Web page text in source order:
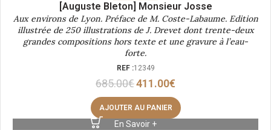
[Auguste Bleton] Monsieur Josse
Aux environs de Lyon. Préface de M. Coste-Labaume. Edition
illustrée de 250 illustrations de J. Drevet dont trente-deux
grandes compositions hors texte et une gravure à l’eau-
forte.
REF :12349
685.00€411.00€
AJOUTER AU PANIER
En Savoir +